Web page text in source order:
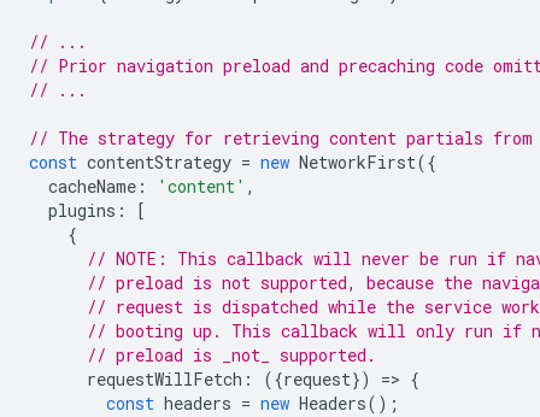
// ...
// Prior navigation preload and precaching code
// ...
// The strategy for retrieving content partials from
const contentStrategy = new NetworkFirst({
cacheName : 'content' ,
plugins :
[
{
// NOTE: This callback will never be run if
// preload is not supported, because the
// request is dispatched while the service
// booting up. This callback will only run if
// preload is _not_ supported.
requestWillFetch : ({request}) => {
const headers = new Headers();